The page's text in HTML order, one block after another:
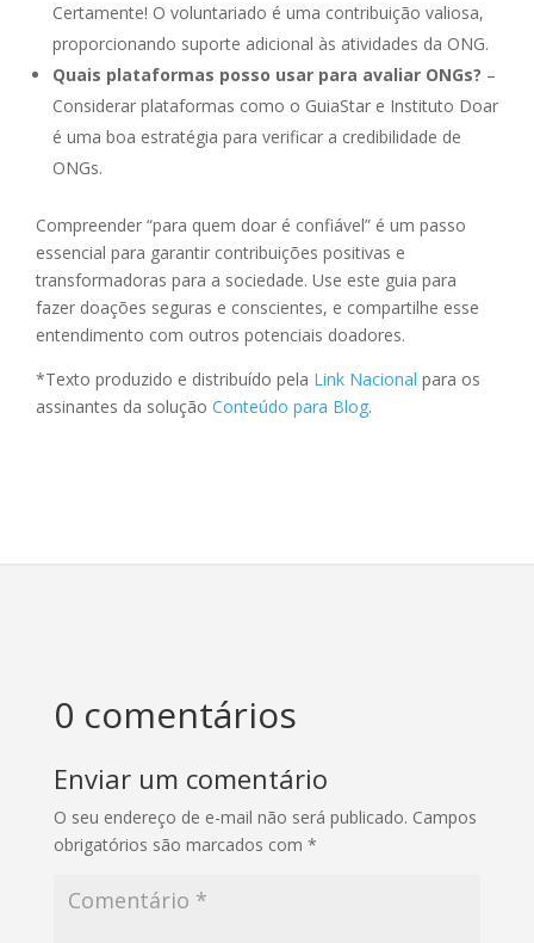
Certamente! O voluntariado é uma contribuição valiosa,
proporcionando suporte adicional às atividades da ONG.
Quais plataformas posso usar para avaliar ONGs? –
Considerar plataformas como o GuiaStar e Instituto Doar
é uma boa estratégia para verificar a credibilidade de
ONGs.
Compreender “para quem doar é confiável” é um passo
essencial para garantir contribuições positivas e
transformadoras para a sociedade. Use este guia para
fazer doações seguras e conscientes, e compartilhe esse
entendimento com outros potenciais doadores.
*Texto produzido e distribuído pela Link Nacional para os
assinantes da solução Conteúdo para Blog.
0 comentários
Enviar um comentário
O seu endereço de e-mail não será publicado. Campos
obrigatórios são marcados com *